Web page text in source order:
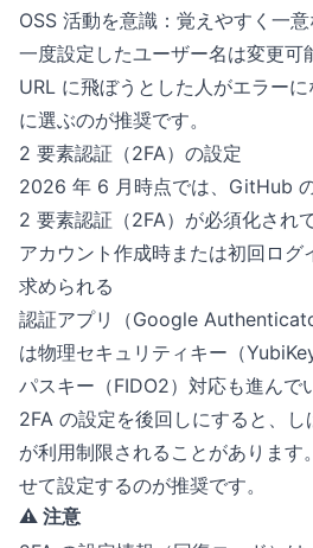
OSS 活動を意識：覚えやすく一
一度設定したユーザー名は変更可
URL に飛ぼうとした人がエラー
に選ぶのが推奨です。
2 要素認証（2FA）の設定
2026 年 6 月時点では、GitHub
2 要素認証（2FA）が必須化され
アカウント作成時または初回ログ
求められる
認証アプリ（Google
は物理セキュリティキー（
パスキー（FIDO2）対応も進んで
2FA の設定を後回しにすると、し
が利用制限されることがあります
せて設定するのが推奨です。
⚠️ 注意